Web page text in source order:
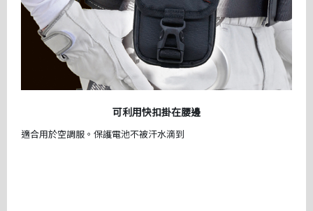
可利用快扣掛在腰邊
適合用於空調服。保護電池不被汗水滴到